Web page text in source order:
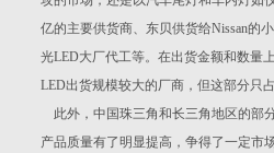
亿的主要供货商、东贝供货给Nissan的
光LED大厂代工等。在出货金额和数量
LED出货规模较大的厂商，但这部分只
此外，中国珠三角和长三角地区的部
产品质量有了明显提高，争得了一定市